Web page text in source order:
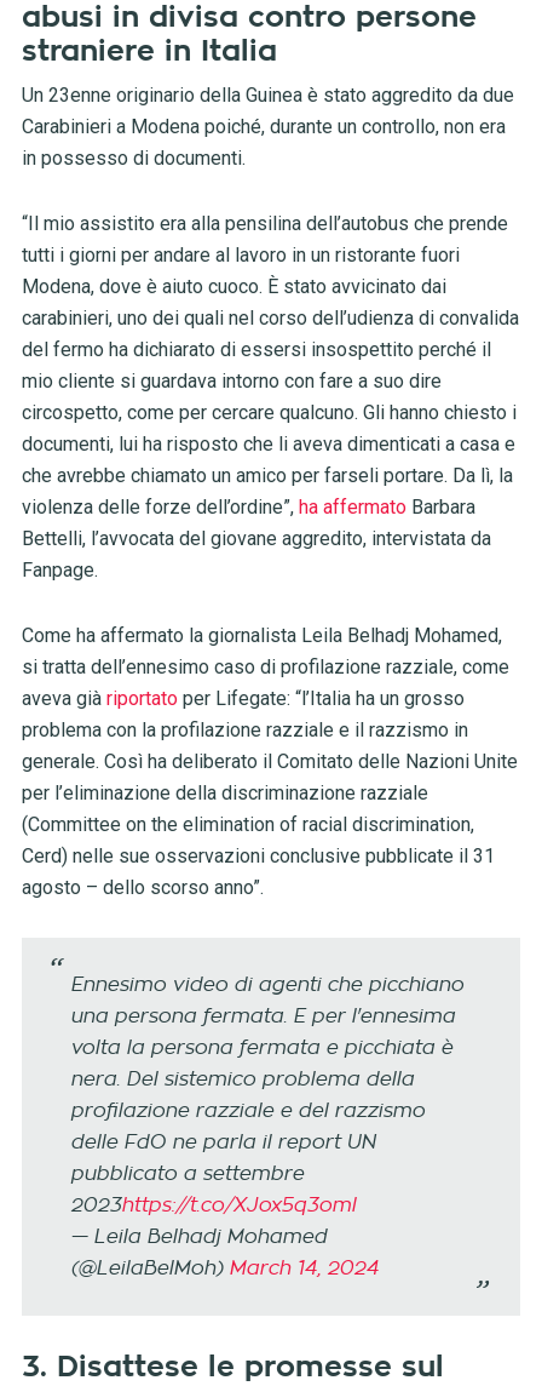
abusi in divisa contro persone
straniere in Italia
Un 23enne originario della Guinea è stato aggredito da due
Carabinieri a Modena poiché, durante un controllo, non era
in possesso di documenti.
“Il mio assistito era alla pensilina dell’autobus che prende
tutti i giorni per andare al lavoro in un ristorante fuori
Modena, dove è aiuto cuoco. È stato avvicinato dai
carabinieri, uno dei quali nel corso dell’udienza di convalida
del fermo ha dichiarato di essersi insospettito perché il
mio cliente si guardava intorno con fare a suo dire
circospetto, come per cercare qualcuno. Gli hanno chiesto i
documenti, lui ha risposto che li aveva dimenticati a casa e
che avrebbe chiamato un amico per farseli portare. Da lì, la
violenza delle forze dell’ordine”, ha affermatoBarbara
Bettelli, l’avvocata del giovane aggredito, intervistata da
Fanpage.
Come ha affermato la giornalista Leila Belhadj Mohamed,
si tratta dell’ennesimo caso di profilazione razziale, come
aveva già riportatoper Lifegate: “l’Italia ha un grosso
problema con la profilazione razziale e il razzismo in
generale. Così ha deliberato il Comitato delle Nazioni Unite
per l’eliminazione della discriminazione razziale
(Committee on the elimination of racial discrimination,
Cerd) nelle sue osservazioni conclusive pubblicate il 31
agosto – dello scorso anno”.
Ennesimo video di agenti che picchiano
una persona fermata. E per l'ennesima
volta la persona fermata e picchiata è
nera. Del sistemico problema della
profilazione razziale e del razzismo
delle FdO ne parla il report UN
pubblicato a settembre
2023https://t.co/XJox5q3oml
— Leila Belhadj Mohamed
(@LeilaBelMoh) March 14, 2024
3. Disattese le promesse sul